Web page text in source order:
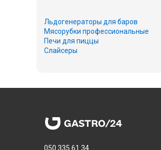
Льдогенераторы для баров
Мясорубки профессиональные
Печи для пиццы
Слайсеры
050 335 61 34